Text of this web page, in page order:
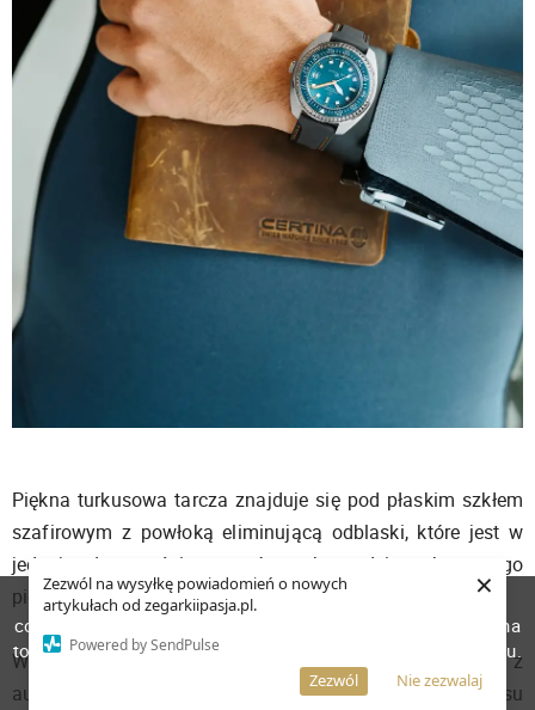
Zezwól na wysyłkę powiadomień o nowych
artykułach od zegarkiipasja.pl.
Powered by SendPulse
Nie zezwalaj
Zezwól
×
Piękna turkusowa tarcza znajduje się pod płaskim szkłem
szafirowym z powłoką eliminującą odblaski, które jest w
jednej płaszczyźnie z górną krawędzią obrotowego
pierścienia.
Wewnątrz koperty osadzono mechanizm Powermatic 80 z
automatycznym naciągiem i ze sprężyną balansu
W celu poprawienia jakości usług korzystamy z plików
cookies. Pozostanie na stronie oznacza, iż wyrażasz zgodę na
to, że pliki cookies będą przechowywane w Twoim urządzeniu.
Więcej informacji